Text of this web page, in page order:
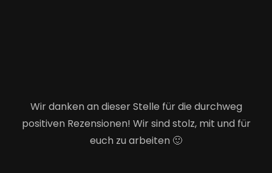
Wir danken an dieser Stelle für die durchweg
positiven Rezensionen! Wir sind stolz, mit und für
euch zu arbeiten 🙂